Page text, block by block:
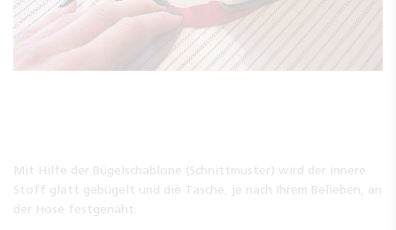
Mit Hilfe der Bügelschablone (Schnittmuster) wird der innere
Stoff glatt gebügelt und die Tasche, je nach Ihrem Belieben, an
der Hose festgenäht.